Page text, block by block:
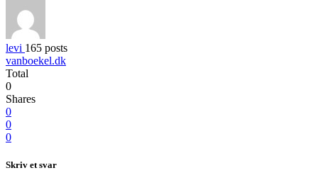
levi 165 posts
vanboekel.dk
Total
0
Shares
0
0
0
Skriv et svar